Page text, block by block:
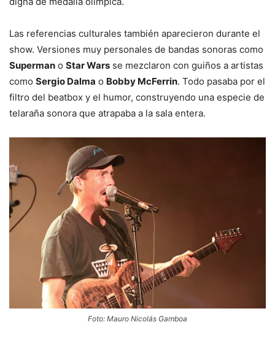
Las referencias culturales también aparecieron durante el
show. Versiones muy personales de bandas sonoras como
Superman o Star Wars se mezclaron con guiños a artistas
como Sergio Dalma o Bobby McFerrin. Todo pasaba por el
filtro del beatbox y el humor, construyendo una especie de
telaraña sonora que atrapaba a la sala entera.
Foto: Mauro Nicolás Gamboa